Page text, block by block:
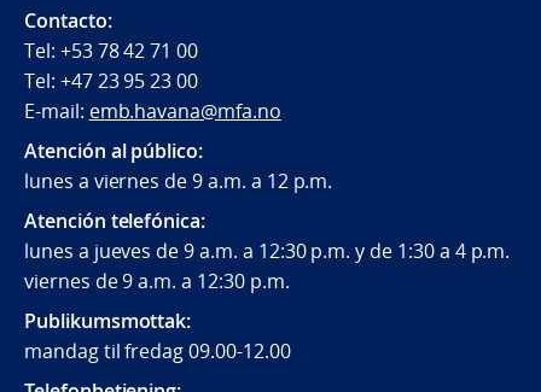
Contacto:
Tel: +53 78 42 71 00
Tel: +47 23 95 23 00
E-mail: emb.havana@mfa.no
Atención al público:
lunes a viernes de 9 a.m. a 12 p.m.
Atención telefónica:
lunes a jueves de 9 a.m. a 12:30 p.m. y de 1:30 a 4 p.m.
viernes de 9 a.m. a 12:30 p.m.
Publikumsmottak:
mandag til fredag 09.00-12.00